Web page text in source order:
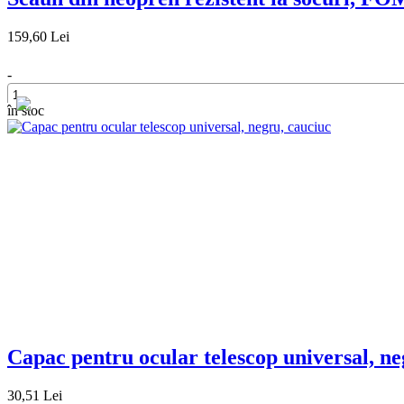
159,60 Lei
-
+
în stoc
Capac pentru ocular telescop universal,
30,51 Lei